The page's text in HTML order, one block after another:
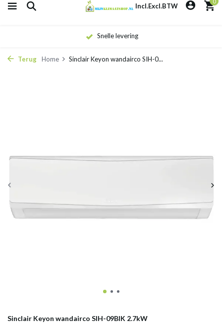
Incl.Excl.BTW
Eigen monteurs
Terug Home Sinclair Keyon wandairco SIH-0...
Sinclair Keyon wandairco SIH-09BIK 2.7kW